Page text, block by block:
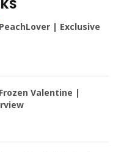
| Exclusive
Valentine |